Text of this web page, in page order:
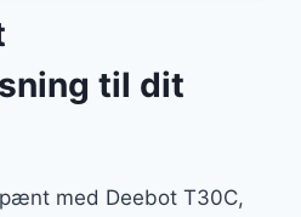
til dit
med Deebot T30C,